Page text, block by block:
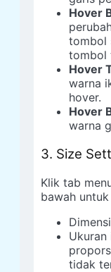
Hover
tombol
tombol
Hover
warna
hover.
Hover
warna
3. Size
Klik tab
bawah
tidak